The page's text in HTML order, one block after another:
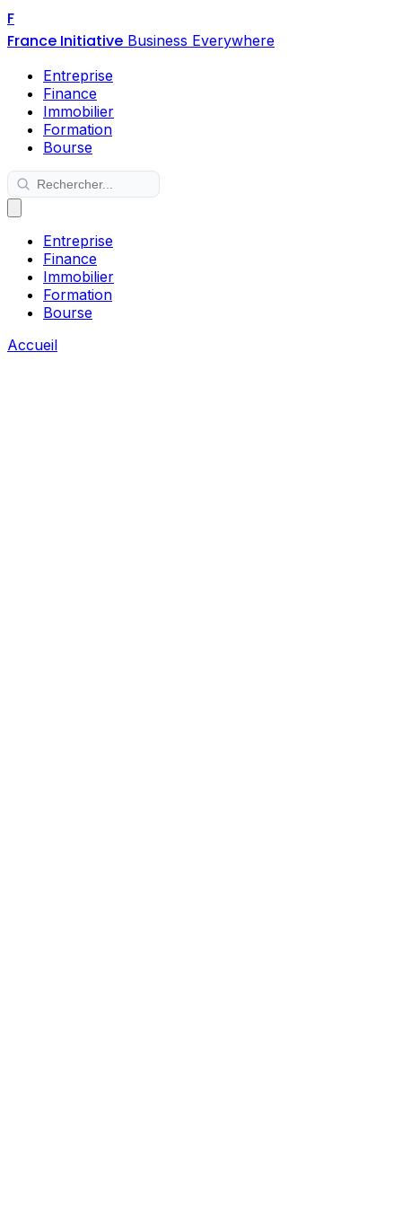
F
France Initiative Business Everywhere
Entreprise
Finance
Immobilier
Formation
Bourse
Entreprise
Finance
Immobilier
Formation
Bourse
Accueil